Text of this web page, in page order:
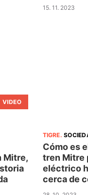
15. 11. 2023
Mitre,
TIGRE.
Cómo es
tren Mitre
eléctrico
cerca de